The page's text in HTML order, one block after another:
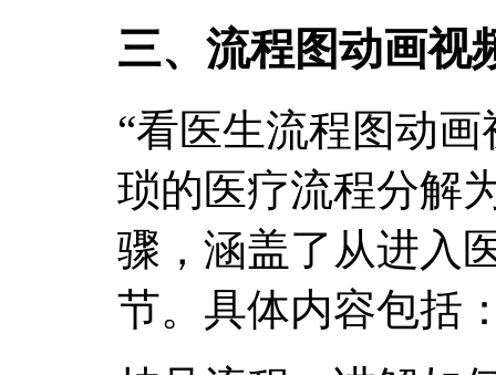
三、流程图动画视
“看医生流程图动
琐的医疗流程分解
骤，涵盖了从进入
节。具体内容包括